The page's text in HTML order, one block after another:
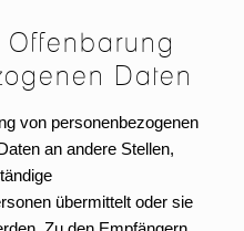
Daten
von personenbezogenen
an andere Stellen,
übermittelt oder sie